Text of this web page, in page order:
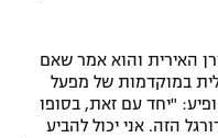
את שלבורן האירית והוא אמר שאם
במוקדמות של מפעל
"יחד עם זאת, בסופו
הזה. אני יכול להביע